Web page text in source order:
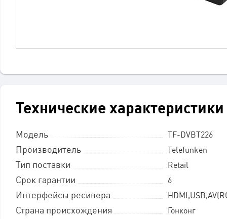
Технические характеристики
Модель TF-DVBT226
Производитель Telefunken
Тип поставки Retail
Срок гарантии 6
Интерфейсы ресивера
Страна происхождения Гонконг